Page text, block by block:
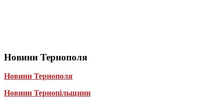
Новини Тернополя
Новини Тернополя
Новини Тернопільщини